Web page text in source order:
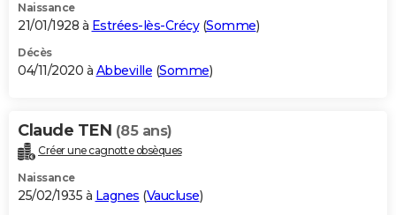
Naissance
21/01/1928 à Estrées-lès-Crécy(Somme)
Décès
04/11/2020 à Abbeville (Somme)
Claude TEN (85 ans)
Créer une cagnotte obsèques
Naissance
25/02/1935 à Lagnes (Vaucluse)